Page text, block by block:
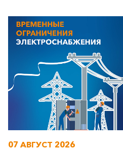
+7-800-700-24-57
Частным клиентам
Корпоративным
07 АВГУСТ 2026